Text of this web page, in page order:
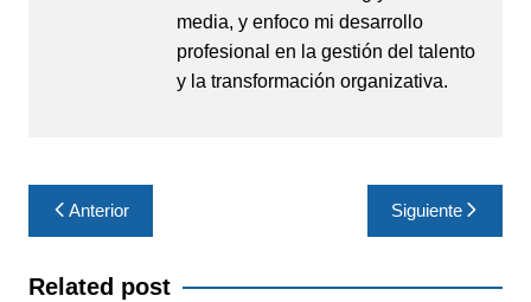
media, y enfoco mi desarrollo
profesional en la gestión del talento
y la transformación organizativa.
Navegación
de
entradas
Anterior Siguiente
Related post